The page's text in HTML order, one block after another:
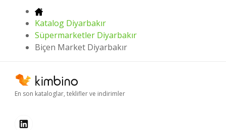
Katalog Diyarbakır
Süpermarketler Diyarbakır
Biçen Market Diyarbakır
En son kataloglar, teklifler ve indirimler